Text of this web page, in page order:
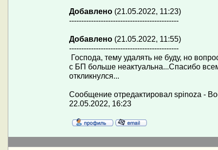
Добавлено (21.05.2022, 11:23)
---------------------------------------------
Добавлено (21.05.2022, 11:55)
---------------------------------------------
Господа, тему удалять не буду, но
с БП больше неактуальна...Спасибо
откликнулся...
Сообщение отредактировал spinoza -
22.05.2022, 16:23